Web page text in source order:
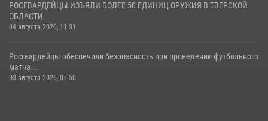
РОСГВАРДЕЙЦЫ ИЗЪЯЛИ БОЛЕЕ 50 ЕДИНИЦ ОРУЖИЯ В ТВЕРСКОЙ
ОБЛАСТИ
04 августа 2026, 11:31
Росгвардейцы обеспечили безопасность при проведении футбольного
матча ...
03 августа 2026, 07:50